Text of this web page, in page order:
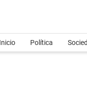
Inicio Política